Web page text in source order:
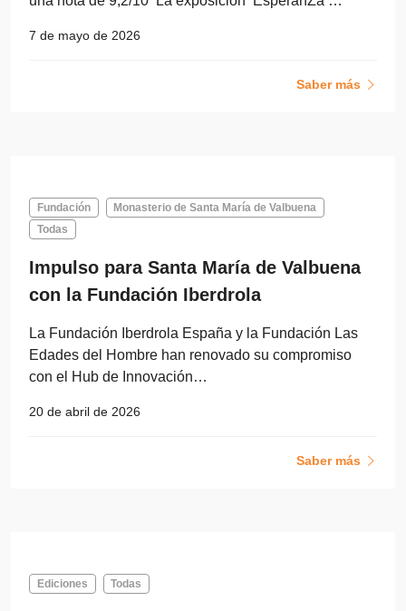
7 de mayo de 2026
Saber más
Fundación
Monasterio de Santa María de Valbuena
Todas
Impulso para Santa María de Valbuena
con la Fundación Iberdrola
La Fundación Iberdrola España y la Fundación Las
Edades del Hombre han renovado su compromiso
con el Hub de Innovación…
20 de abril de 2026
Saber más
Ediciones Todas